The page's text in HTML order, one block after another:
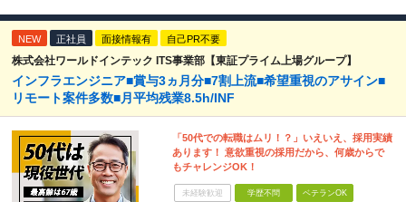
NEW 正社員 面接情報有 自己PR不要
株式会社ワールドインテック ITS事業部【東証プライム上場グループ】
インフラエンジニア■賞与3ヵ月分■7割上流■希望重視のアサイン■
リモート案件多数■月平均残業8.5h/INF
「50代での転職はムリ！？」いえいえ、採用実績
あります！ 意欲重視の採用だから、何歳からで
もチャレンジOK！
未経験歓迎 学歴不問 ベテランOK